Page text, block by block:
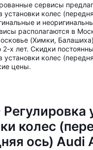
сервисы
установки колес
и
располагаются в
(Химки,
2-х лет. Скидки
установки колес
цены.
колес
ось) Audi